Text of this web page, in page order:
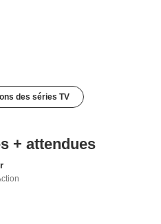
des séries TV
+ attendues